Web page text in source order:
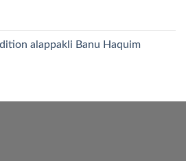
alappakli Banu Haquim